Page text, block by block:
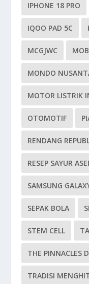
IPHONE 18 PRO
IQOO PAD 5C
MCGJWC
MONDO
MOTOR LISTRIK
OTOMOTIF
RENDANG
RESEP SAYUR
SAMSUNG
SEPAK BOLA
STEM CELL
THE PINNACLES
TRADISI